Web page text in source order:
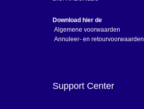
Download hier de
Algemene voorwaarden
Annuleer- en retourvoorwaarden
Support Center